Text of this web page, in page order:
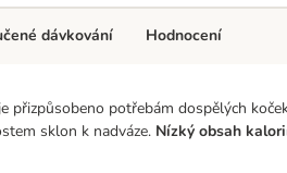
přizpůsobeno potřebám dospělých
sklon k nadváze. Nízký obsah
dávkování Hodnocení